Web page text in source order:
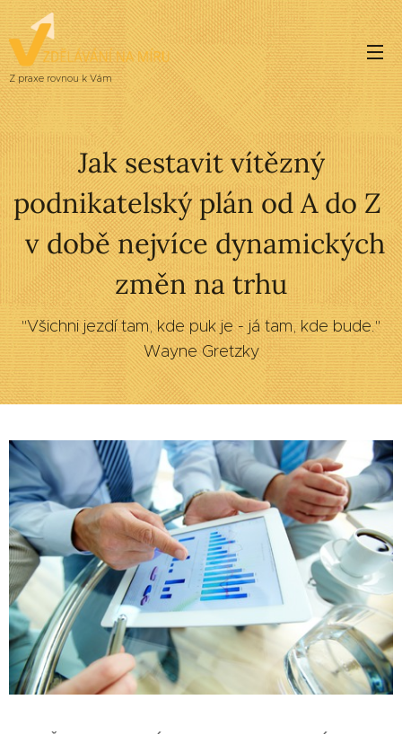
Z praxe rovnou k Vám
Jak sestavit vítězný
podnikatelský plán od A do Z
v době nejvíce dynamických
změn na trhu
"Všichni jezdí tam, kde puk je - já tam, kde bude."
Wayne Gretzky